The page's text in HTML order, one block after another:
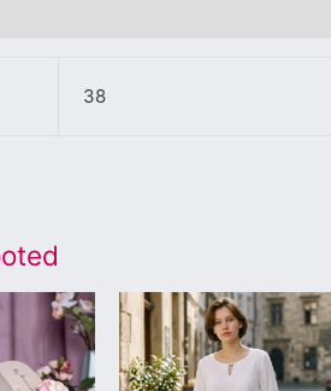
38
Sellel
tootel
on
Sellel
tootel
on